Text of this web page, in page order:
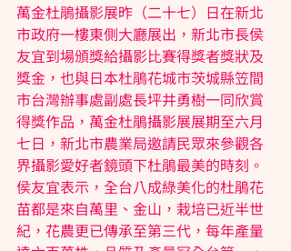
萬金杜鵑攝影展昨（二十七）日在新北
市政府一樓東側大廳展出，新北市長侯
友宜到場頒獎給攝影比賽得獎者獎狀及
獎金，也與日本杜鵑花城市茨城縣笠間
市台灣辦事處副處長坪井勇樹一同欣賞
得獎作品，萬金杜鵑攝影展展期至六月
七日，新北市農業局邀請民眾來參觀各
界攝影愛好者鏡頭下杜鵑最美的時刻。
侯友宜表示，全台八成綠美化的杜鵑花
苗都是來自萬里、金山，栽培已近半世
紀，花農更已傳承至第三代，每年產量